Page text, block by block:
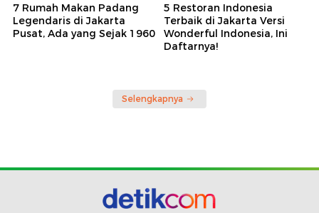
7 Rumah Makan Padang
Legendaris di Jakarta
Pusat, Ada yang Sejak 1960
5 Restoran Indonesia
Terbaik di Jakarta Versi
Wonderful Indonesia, Ini
Daftarnya!
Selengkapnya